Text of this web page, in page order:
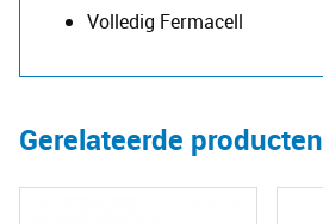
​Volledig Fermacell
Gerelateerde producten